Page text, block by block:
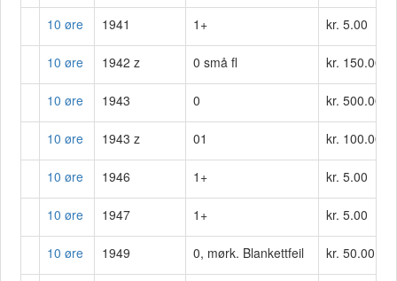
10 øre 1941 1+ kr. 5.00
10 øre 1942 z 0 små fl kr. 150.00
10 øre 1943 0 kr. 500.00
10 øre 1943 z 01 kr. 100.00
10 øre 1946 1+ kr. 5.00
10 øre 1947 1+ kr. 5.00
10 øre 1949 0, mørk. Blankettfeil kr. 50.00